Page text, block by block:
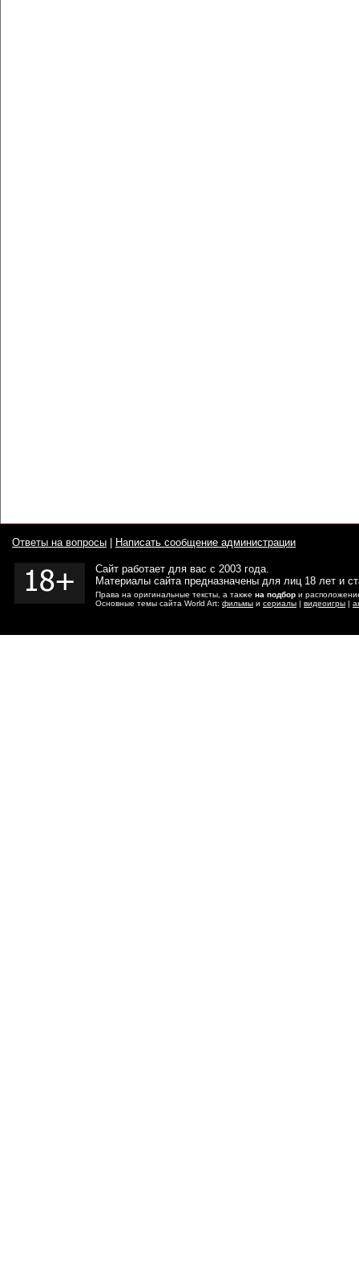
Ответы на вопросы Написать сообщение администрации
Сайт работает для вас с 2003 года.
Материалы сайта предназначены для лиц 18 лет и
Права на оригинальные тексты, а также на подбор и
Основные темы сайта World Art: фильмы и сериалы | видеоигры |